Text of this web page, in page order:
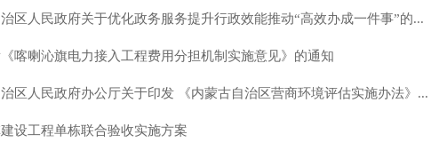
区人民政府关于优化政务服务提升行政效能推动“高效办成一件事”的...
喀喇沁旗电力接入工程费用分担机制实施意见》的通知
区人民政府办公厅关于印发 《内蒙古自治区营商环境评估实施办法》...
设工程单栋联合验收实施方案